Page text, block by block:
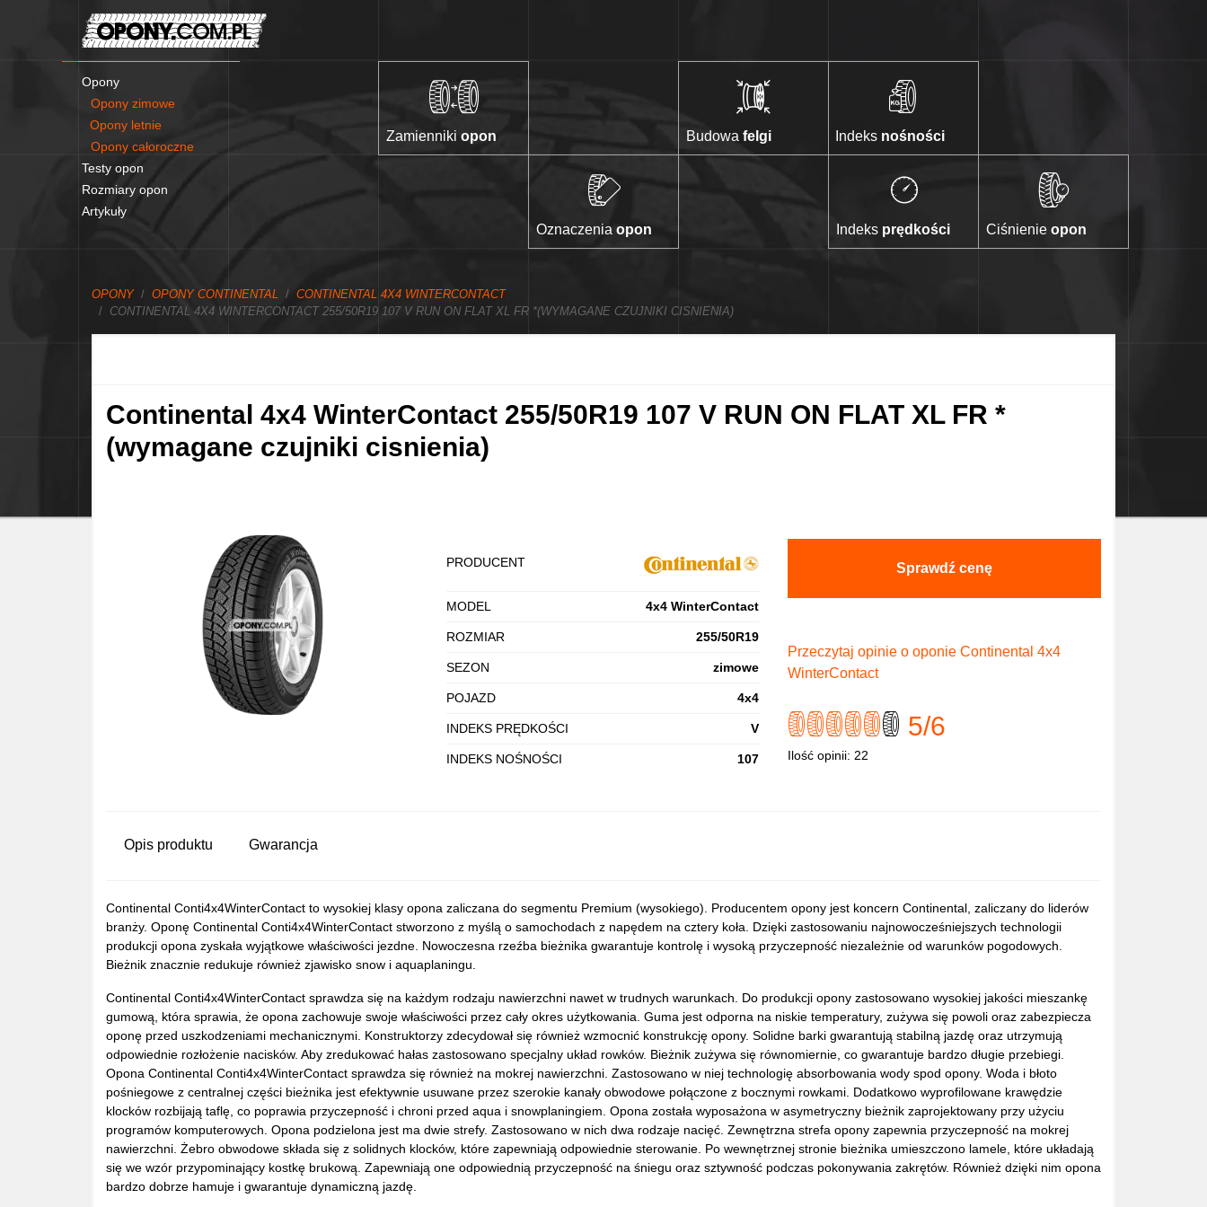
Opony
Opony zimowe
Opony letnie
Opony całoroczne
Testy opon
Rozmiary opon
Artykuły
Zamienniki opon Budowa felgi Indeks nośności
Indeks prędkości Ciśnienie opon
Oznaczenia opon
OPONY OPONY CONTINENTAL
CONTINENTAL 4X4 WINTERCONTACT
CONTINENTAL 4X4 WINTERCONTACT 255/50R19 107 V RUN ON FLAT XL FR *(WYMAGANE CZUJNIKI CISNIENIA)
Continental 4x4 WinterContact 255/50R19 107 V RUN ON FLAT XL FR *
(wymagane czujniki cisnienia)
PRODUCENT
MODEL 4x4 WinterContact
ROZMIAR 255/50R19
SEZON zimowe
POJAZD 4x4
INDEKS PRĘDKOŚCI V
INDEKS NOŚNOŚCI 107
Sprawdź cenę
Przeczytaj opinie o oponie Continental 4x4
WinterContact
5/6
Ilość opinii: 22
Opis produktu Gwarancja
Continental Conti4x4WinterContact to wysokiej klasy opona zaliczana do segmentu Premium (wysokiego). Producentem opony jest koncern Continental, zaliczany do liderów
branży. Oponę Continental Conti4x4WinterContact stworzono z myślą o samochodach z napędem na cztery koła. Dzięki zastosowaniu najnowocześniejszych technologii
produkcji opona zyskała wyjątkowe właściwości jezdne. Nowoczesna rzeźba bieżnika gwarantuje kontrolę i wysoką przyczepność niezależnie od warunków pogodowych.
Bieżnik znacznie redukuje również zjawisko snow i aquaplaningu.
Continental Conti4x4WinterContact sprawdza się na każdym rodzaju nawierzchni nawet w trudnych warunkach. Do produkcji opony zastosowano wysokiej jakości mieszankę
gumową, która sprawia, że opona zachowuje swoje właściwości przez cały okres użytkowania. Guma jest odporna na niskie temperatury, zużywa się powoli oraz zabezpiecza
oponę przed uszkodzeniami mechanicznymi. Konstruktorzy zdecydował się również wzmocnić konstrukcję opony. Solidne barki gwarantują stabilną jazdę oraz utrzymują
odpowiednie rozłożenie nacisków. Aby zredukować hałas zastosowano specjalny układ rowków. Bieżnik zużywa się równomiernie, co gwarantuje bardzo długie przebiegi.
Opona Continental Conti4x4WinterContact sprawdza się również na mokrej nawierzchni. Zastosowano w niej technologię absorbowania wody spod opony. Woda i błoto
pośniegowe z centralnej części bieżnika jest efektywnie usuwane przez szerokie kanały obwodowe połączone z bocznymi rowkami. Dodatkowo wyprofilowane krawędzie
klocków rozbijają taflę, co poprawia przyczepność i chroni przed aqua i snowplaningiem. Opona została wyposażona w asymetryczny bieżnik zaprojektowany przy użyciu
programów komputerowych. Opona podzielona jest ma dwie strefy. Zastosowano w nich dwa rodzaje nacięć. Zewnętrzna strefa opony zapewnia przyczepność na mokrej
nawierzchni. Żebro obwodowe składa się z solidnych klocków, które zapewniają odpowiednie sterowanie. Po wewnętrznej stronie bieżnika umieszczono lamele, które układają
się we wzór przypominający kostkę brukową. Zapewniają one odpowiednią przyczepność na śniegu oraz sztywność podczas pokonywania zakrętów. Również dzięki nim opona
bardzo dobrze hamuje i gwarantuje dynamiczną jazdę.